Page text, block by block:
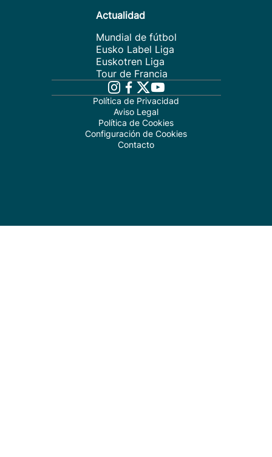
Actualidad
Mundial de fútbol
Eusko Label Liga
Euskotren Liga
Tour de Francia
Política de Privacidad
Aviso Legal
Política de Cookies
Configuración de Cookies
Contacto